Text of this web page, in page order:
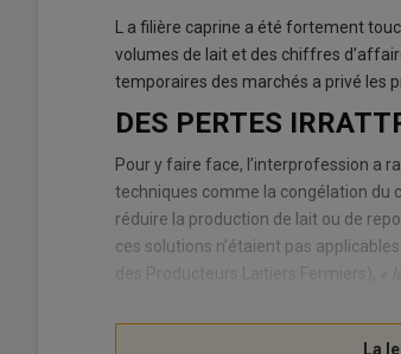
L a filière caprine a été fortement
volumes de lait et des chiffres
temporaires des marchés a privé les
DES PERTES
Pour y faire face, l’interprofession a
techniques comme la congélation du
réduire la production de lait ou de
ces solutions n’étaient pas
des Producteurs Laitiers Fermiers),